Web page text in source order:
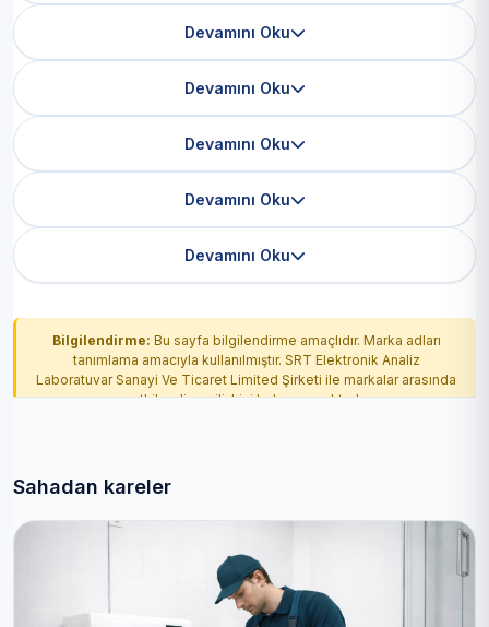
Devamını Oku
Devamını Oku
Devamını Oku
Devamını Oku
Devamını Oku
Bilgilendirme: Bu sayfa bilgilendirme amaçlıdır. Marka adları
tanımlama amacıyla kullanılmıştır. SRT Elektronik Analiz
Laboratuvar Sanayi Ve Ticaret Limited Şirketi ile markalar arasında
yetkilendirme ilişkisi bulunmamaktadır.
Sahadan kareler